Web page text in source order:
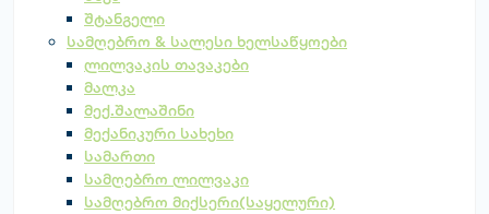
შტანგელი
სამღებრო & სალესი ხელსაწყოები
ლილვაკის თავაკები
მალკა
მექ.შალაშინი
მექანიკური სახეხი
სამართი
სამღებრო ლილვაკი
სამღებრო მიქსერი(საყელური)